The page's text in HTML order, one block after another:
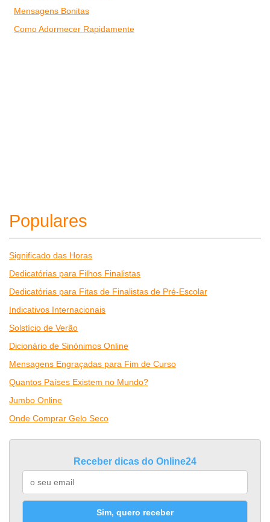
Mensagens Bonitas
Como Adormecer Rapidamente
Populares
Significado das Horas
Dedicatórias para Filhos Finalistas
Dedicatórias para Fitas de Finalistas de Pré-Escolar
Indicativos Internacionais
Solstício de Verão
Dicionário de Sinónimos Online
Mensagens Engraçadas para Fim de Curso
Quantos Países Existem no Mundo?
Jumbo Online
Onde Comprar Gelo Seco
Receber dicas do Online24
Sim, quero receber